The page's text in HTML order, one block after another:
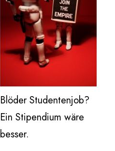
Blöder Studentenjob?
Ein Stipendium wäre
besser.